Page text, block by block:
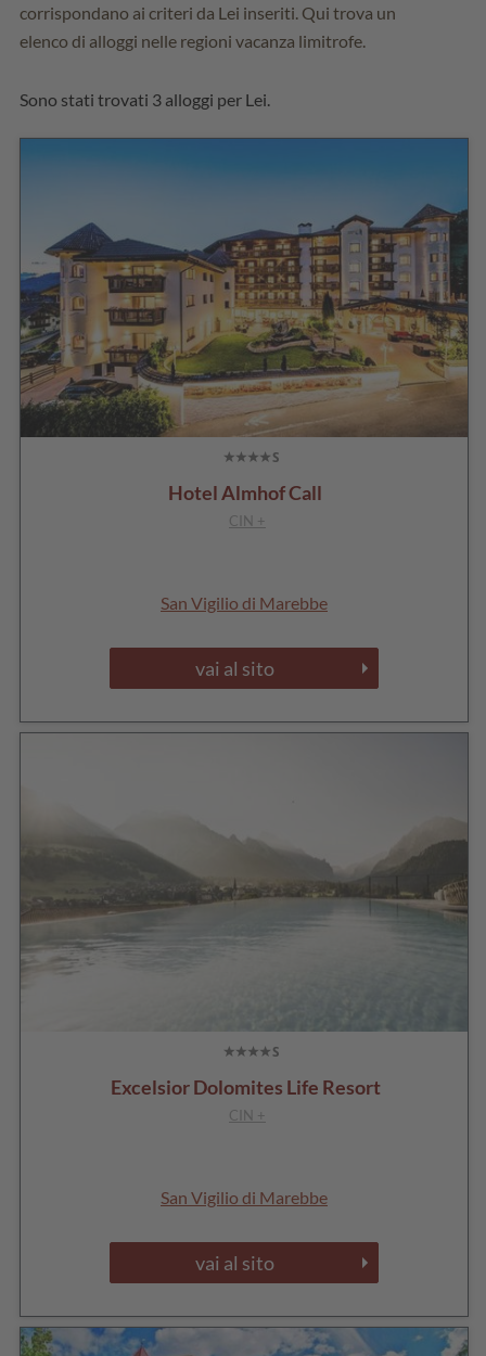
corrispondano ai criteri da Lei inseriti. Qui trova un
elenco di alloggi nelle regioni vacanza limitrofe.
Sono stati trovati 3 alloggi per Lei.
Hotel Almhof Call
CIN +
San Vigilio di Marebbe
vai al sito
Excelsior Dolomites Life Resort
CIN +
San Vigilio di Marebbe
vai al sito